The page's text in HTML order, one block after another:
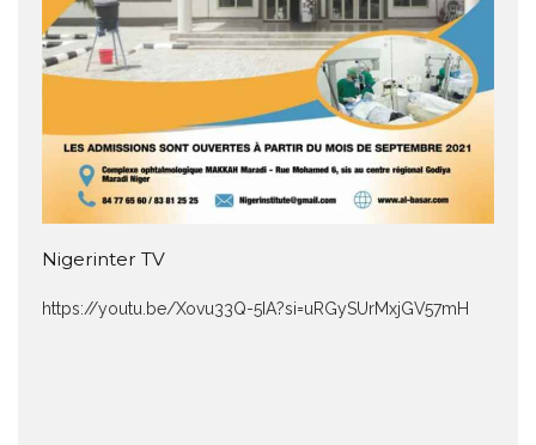
Nigerinter TV
https://youtu.be/Xovu33Q-5IA?si=uRGySUrMxjGV57mH